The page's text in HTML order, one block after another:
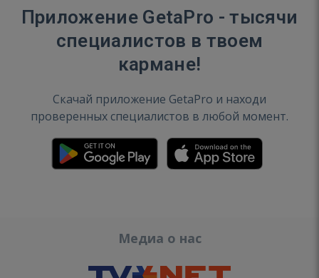
Приложение GetaPro - тысячи
специалистов в твоем
кармане!
Скачай приложение GetaPro и находи
проверенных специалистов в любой момент.
Медиа о нас